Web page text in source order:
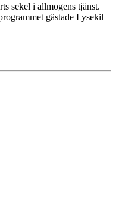
sekel i allmogens tjänst.
gästade Lysekil